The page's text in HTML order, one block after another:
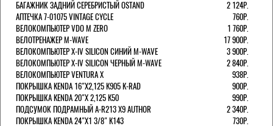
БАГАЖНИК ЗАДНИЙ СЕРЕБРИСТЫЙ OSTAND
2 124Р.
АПТЕЧКА 7-01075 VINTAGE CYCLE
760Р.
ВЕЛОКОМПЬЮТЕР VDO M ZERO
1 760Р.
ВЕЛОТРЕНАЖЕР M-WAVE
17 900Р.
ВЕЛОКОМПЬЮТЕР X-IV SILICON СИНИЙ M-WAVE
3 900Р.
ВЕЛОКОМПЬЮТЕР X-IV SILICON ЧЕРНЫЙ M-WAVE
2 840Р.
ВЕЛОКОМПЬЮТЕР VENTURA Х
938Р.
ПОКРЫШКА KENDA 16"Х2,125 K905 K-RAD
900Р.
ПОКРЫШКА KENDA 20"Х 2,125 K50
990Р.
ПОДСУМОК ПОДРАМНЫЙ A-R213 X9 AUTHOR
2 340Р.
ПОКРЫШКА KENDA 24"Х1 3/8" K143
730Р.